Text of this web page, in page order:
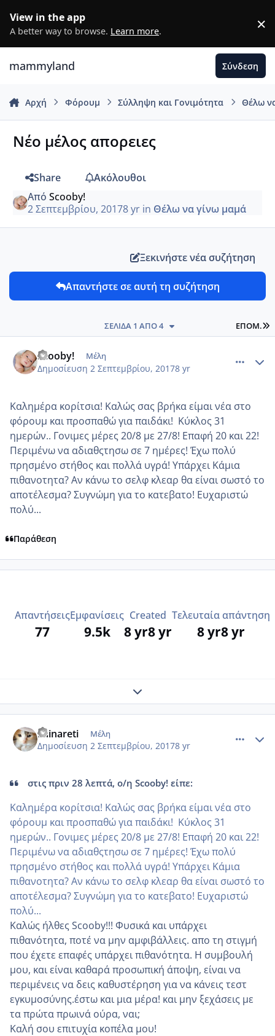
View in the app
A better way to browse. Learn more. ×
mammyland Σύνδεση
Αρχή Φόρουμ Σύλληψη και Γονιμότητα Θέλω
Νέο μέλος απορειες
Share
Ακόλουθοι
Από Scooby!
2 Σεπτεμβρίου, 20178 yrin Θέλω να γίνω μαμά
Ξεκινήστε νέα συζήτηση
Απαντήστε σε αυτή τη συζήτηση
ΕΠΌΜ.
ΣΕΛΊΔΑ 1 ΑΠΌ 4
Scooby! Μέλη
Δημοσίευση 2 Σεπτεμβρίου, 20178 yr
Καλημέρα κορίτσια! Καλώς σας βρήκα είμαι νέα στο
φόρουμ και προσπαθώ για παιδάκι! Κύκλος 31
ημερών.. Γονιμες μέρες 20/8 με 27/8! Επαφή 20 και 22!
Περιμένω να αδιαθςτησω σε 7 ημέρες! Έχω πολύ
πρησμένο στήθος και πολλά υγρά! Υπάρχει Κάμια
πιθανοτητα? Αν κάνω το σελφ κλεαρ θα είναι σωστό το
αποτέλεσμα? Συγνώμη για το κατεβατο! Ευχαριστώ
πολύ...
Παράθεση
Απαντήσεις
77
Εμφανίσεις
9.5k
Created
8 yr8 yr
Τελευταία απάντηση
8 yr8 yr
Expand topic overview
Fainareti Μέλη
Δημοσίευση 2 Σεπτεμβρίου, 20178 yr
στις πριν 28 λεπτά, ο/η Scooby! είπε:
Καλημέρα κορίτσια! Καλώς σας βρήκα είμαι νέα στο
φόρουμ και προσπαθώ για παιδάκι! Κύκλος 31
ημερών.. Γονιμες μέρες 20/8 με 27/8! Επαφή 20 και 22!
Περιμένω να αδιαθςτησω σε 7 ημέρες! Έχω πολύ
πρησμένο στήθος και πολλά υγρά! Υπάρχει Κάμια
πιθανοτητα? Αν κάνω το σελφ κλεαρ θα είναι σωστό το
αποτέλεσμα? Συγνώμη για το κατεβατο! Ευχαριστώ
πολύ...
Καλώς ήλθες Scooby!!! Φυσικά και υπάρχει
πιθανότητα, ποτέ να μην αμφιβάλλεις. απο τη στιγμή
που έχετε επαφές υπάρχει πιθανότητα. Η συμβουλή
μου, και είναι καθαρά προσωπική άποψη, είναι να
περιμένεις να δεις καθυστέρηση για να κάνεις τεστ
εγκυμοσύνης.έστω και μια μέρα! και μην ξεχάσεις με
τα πρώτα πρωινά ούρα, ναι;
Καλή σου επιτυχία κοπέλα μου!